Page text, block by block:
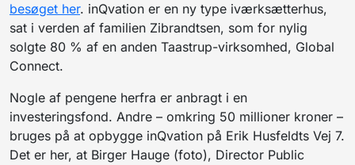
besøget her. inQvation er en ny type iværksætterhus,
sat i verden af familien Zibrandtsen, som for nylig
solgte 80 % af en anden Taastrup-virksomhed, Global
Connect.
Nogle af pengene herfra er anbragt i en
investeringsfond. Andre – omkring 50 millioner kroner –
bruges på at opbygge inQvation på Erik Husfeldts Vej 7.
Det er her, at Birger Hauge (foto), Director Public